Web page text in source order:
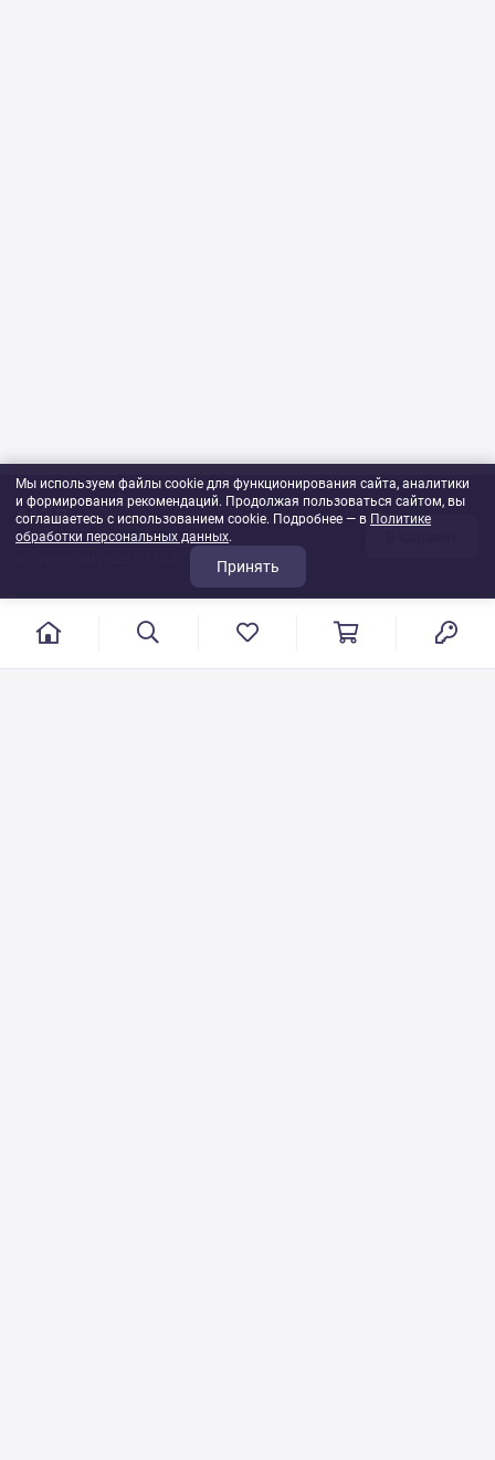
542 ₽
1шт
Мы используем файлы cookie для функционирования сайта, аналитики
и формирования рекомендаций. Продолжая пользоваться сайтом, вы
соглашаетесь с использованием cookie. Подробнее — в Политике
обработки персональных данных.
Принять